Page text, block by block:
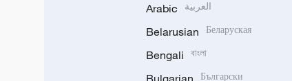
Arabic العربية
Belarusian Беларуская
Bengali বাংলা
Bulgarian Български